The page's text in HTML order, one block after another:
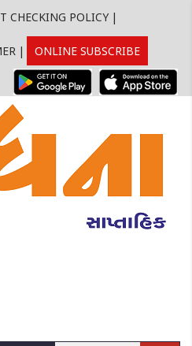
CHECKING POLICY |
| ONLINE SUBSCRIBE